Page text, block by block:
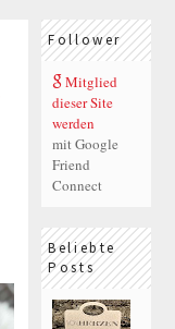
Follower
Mitglied
dieser Site
werden
mit Google
Friend
Connect
Beliebte
Posts